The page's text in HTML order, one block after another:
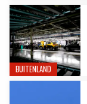
BUITENLAND